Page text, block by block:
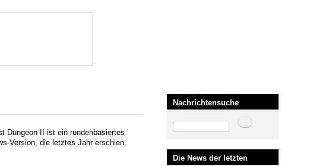
Dungeon II ist ein rundenbasiertes
Version, die letztes Jahr erschien,
Nachrichtensuche
Suche
Die News der letzten